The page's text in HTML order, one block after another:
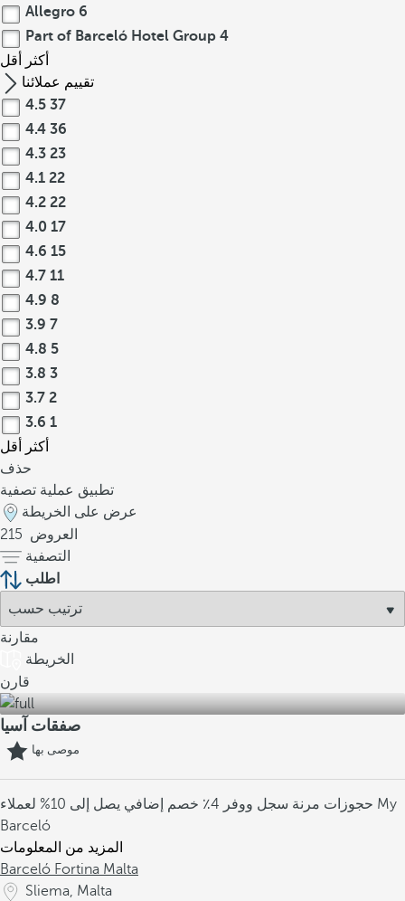
Allegro 6
Part of Barceló Hotel Group 4
أكثر
أقل
تقييم عملائنا
4.5 37
4.4 36
4.3 23
4.1 22
4.2 22
4.0 17
4.6 15
4.7 11
4.9 8
3.9 7
4.8 5
3.8 3
3.7 2
3.6 1
أكثر
أقل
حذف
تطبيق عملية تصفية
عرض على الخريطة
215 العروض
التصفية
اطلب
مقارنة
الخريطة
قارن
صفقات آسيا
موصى بها
حجوزات مرنة سجل ووفر 4٪
خصم إضافي يصل إلى 10% لعملاء My
Barceló
المزيد من المعلومات
Barceló Fortina Malta
Sliema, Malta